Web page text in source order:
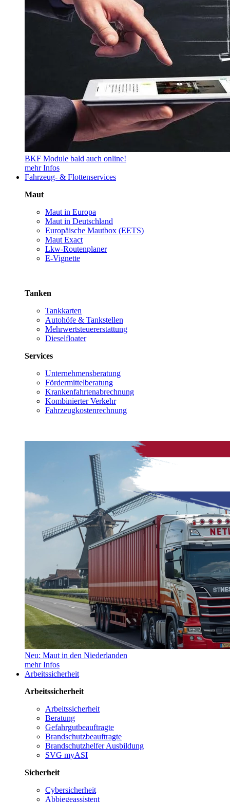
BKF Module bald auch online!
mehr Infos
Fahrzeug- & Flottenservices
Maut
Maut in Europa
Maut in Deutschland
Europäische Mautbox (EETS)
Maut Exact
Lkw-Routenplaner
E-Vignette
Tanken
Tankkarten
Autohöfe & Tankstellen
Mehrwertsteuererstattung
Dieselfloater
Services
Unternehmensberatung
Fördermittelberatung
Krankenfahrtenabrechnung
Kombinierter Verkehr
Fahrzeugkostenrechnung
Neu: Maut in den Niederlanden
mehr Infos
Arbeitssicherheit
Arbeitssicherheit
Arbeitssicherheit
Beratung
Gefahrgutbeauftragte
Brandschutzbeauftragte
Brandschutzhelfer Ausbildung
SVG myASI
Sicherheit
Cybersicherheit
Abbiegeassistent